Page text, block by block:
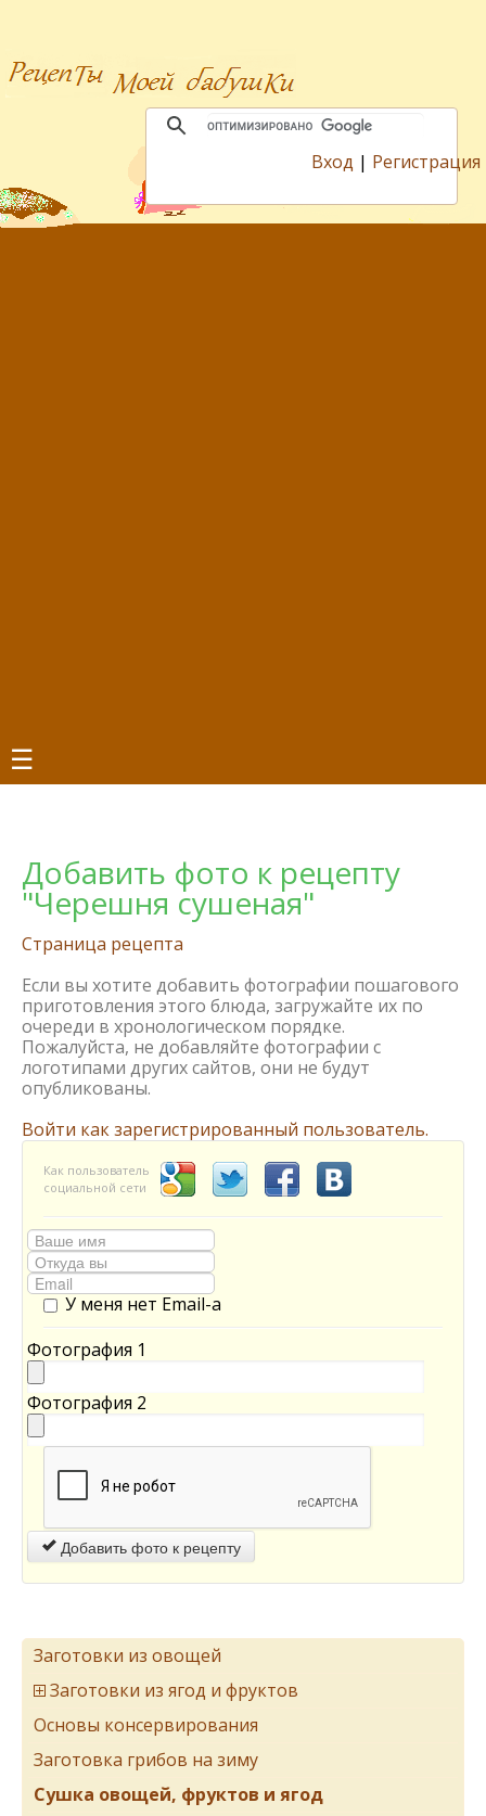
Вход | Регистрация
☰
Добавить фото к рецепту
"Черешня сушеная"
Страница рецепта
Если вы хотите добавить фотографии пошагового
приготовления этого блюда, загружайте их по
очереди в хронологическом порядке.
Пожалуйста, не добавляйте фотографии с
логотипами других сайтов, они не будут
опубликованы.
Войти как зарегистрированный пользователь.
Как пользователь
социальной сети
У меня нет Email-а
Фотография 1
Фотография 2
Добавить фото к рецепту
Заготовки из овощей
Заготовки из ягод и фруктов
Основы консервирования
Заготовка грибов на зиму
Сушка овощей, фруктов и ягод